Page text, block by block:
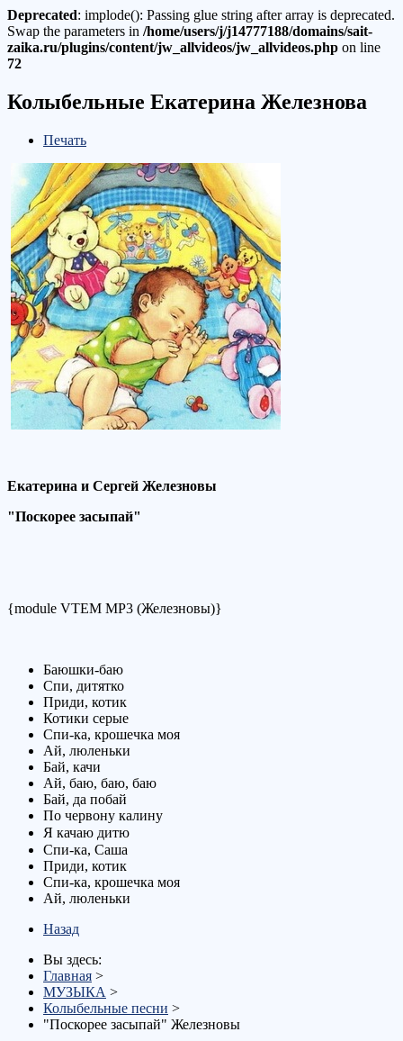
Deprecated: implode(): Passing glue string after array is deprecated.
Swap the parameters in /home/users/j/j14777188/domains/sait-
zaika.ru/plugins/content/jw_allvideos/jw_allvideos.php on line
72
Колыбельные Екатерина Железнова
Печать
Екатерина и Сергей Железновы
"Поскорее засыпай"
{module VTEM MP3 (Железновы)}
Баюшки-баю
Спи, дитятко
Приди, котик
Котики серые
Спи-ка, крошечка моя
Ай, люленьки
Бай, качи
Ай, баю, баю, баю
Бай, да побай
По червону калину
Я качаю дитю
Спи-ка, Саша
Приди, котик
Спи-ка, крошечка моя
Ай, люленьки
Назад
Вы здесь:
Главная >
МУЗЫКА >
Колыбельные песни >
"Поскорее засыпай" Железновы